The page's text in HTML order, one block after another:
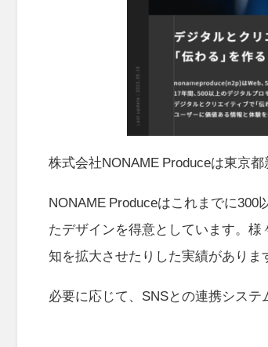
株式会社NONAME Produceは東京
NONAME Produceはこれまでに
たデザインを得意としています。
知を拡大させたりした実績がありま
必要に応じて、SNSとの連携システ